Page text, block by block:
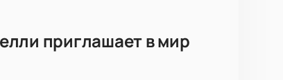
приглашает в мир